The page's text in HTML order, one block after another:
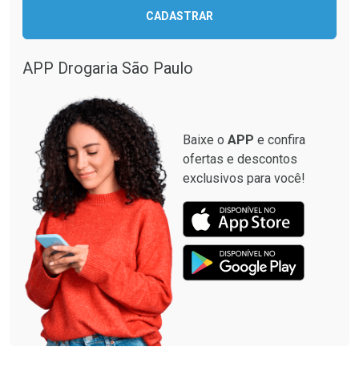
Comprar sem Desconto
Comprar sem Desconto
Comprar sem Desconto
Comprar sem Desconto
CADASTRAR
APP Drogaria São Paulo
Baixe o APP e confira
ofertas e descontos
exclusivos para você!